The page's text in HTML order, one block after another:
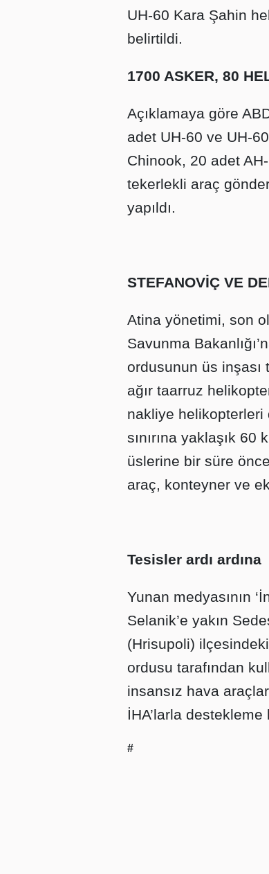
UH-60 Kara Şahin
belirtildi.
1700 ASKER, 80
Açıklamaya göre
adet UH-60 ve UH-
Chinook, 20 adet
tekerlekli araç
yapıldı.
STEFANOVİÇ VE
Atina yönetimi, son
Savunma
ordusunun üs inşası
ağır taarruz
nakliye helikopterleri
sınırına yaklaşık
üslerine bir süre
araç, konteyner ve
Tesisler ardı ardına
Yunan medyasının
Selanik’e yakın
(Hrisupoli)
ordusu tarafından
insansız hava
İHA’larla destekleme
#